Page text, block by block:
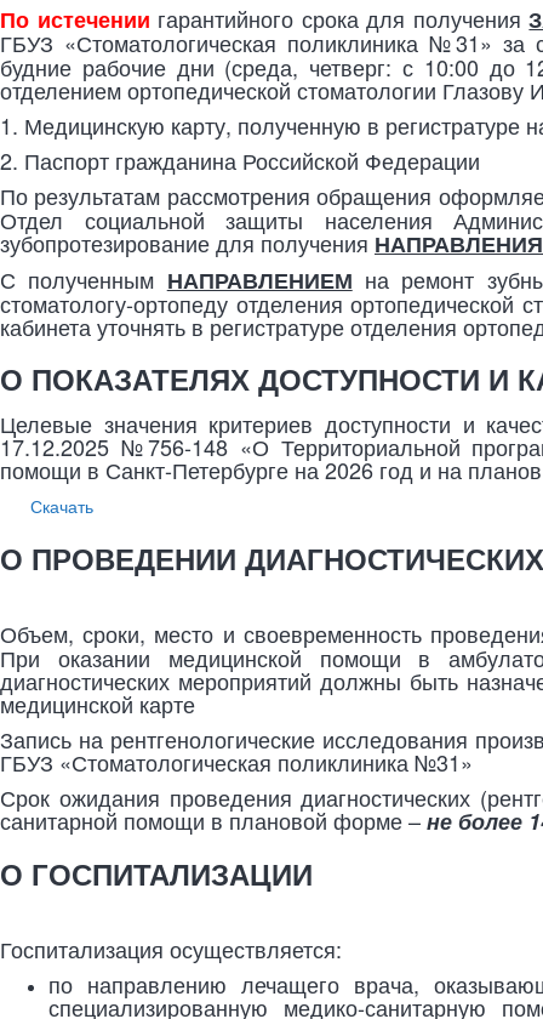
По истечении гарантийного срока для получения
ГБУЗ «Стоматологическая поликлиника №31» за
будние рабочие дни (среда, четверг: с 10:00 до
отделением ортопедической стоматологии
1. Медицинскую карту, полученную в регистратуре
2. Паспорт гражданина Российской Федерации
По результатам рассмотрения обращения
Отдел социальной защиты населения
зубопротезирование для получения НАПРАВЛЕНИЯ
С полученным НАПРАВЛЕНИЕМ на ремонт
стоматологу-ортопеду отделения
кабинета уточнять в регистратуре отделения
О ПОКАЗАТЕЛЯХ ДОСТУПНОСТИ И
Целевые значения критериев доступности и
17.12.2025 №756-148 «О Территориальной
помощи в Санкт-Петербурге на 2026 год и на
Скачать
О ПРОВЕДЕНИИ
Объем, сроки, место и своевременность
При оказании медицинской помощи в
диагностических мероприятий должны быть
медицинской карте
Запись на рентгенологические исследования
ГБУЗ «Стоматологическая поликлиника №31»
Срок ожидания проведения диагностических
санитарной помощи в плановой форме –не более
О ГОСПИТАЛИЗАЦИИ
Госпитализация осуществляется:
по направлению лечащего врача,
специализированную медико-санитарную